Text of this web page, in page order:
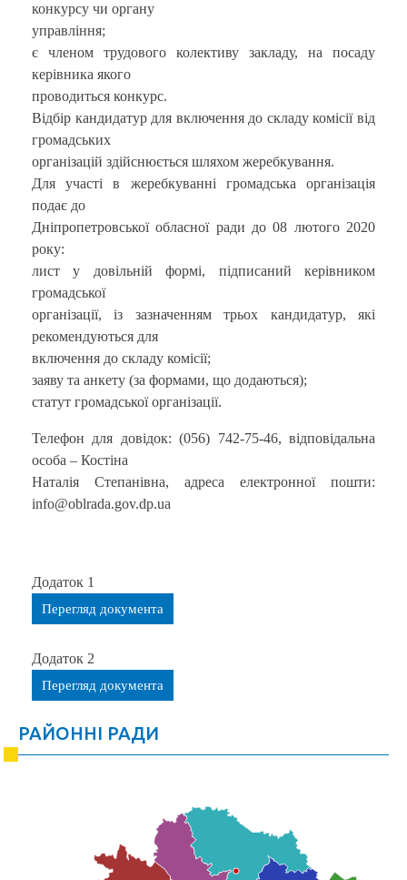
конкурсу чи органу
управління;
є членом трудового колективу закладу, на посаду
керівника якого
проводиться конкурс.
Відбір кандидатур для включення до складу комісії від
громадських
організацій здійснюється шляхом жеребкування.
Для участі в жеребкуванні громадська організація
подає до
Дніпропетровської обласної ради до 08 лютого 2020
року:
лист у довільній формі, підписаний керівником
громадської
організації, із зазначенням трьох кандидатур, які
рекомендуються для
включення до складу комісії;
заяву та анкету (за формами, що додаються);
статут громадської організації.
Телефон для довідок: (056) 742-75-46, відповідальна
особа – Костіна
Наталія Степанівна, адреса електронної пошти:
info@oblrada.gov.dp.ua
Додаток 1
Перегляд документа
Додаток 2
Перегляд документа
РАЙОННІ РАДИ